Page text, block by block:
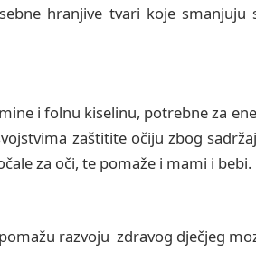
hranjive tvari koje smanjuju
i folnu kiselinu, potrebne za
zaštitite očiju zbog
za oči, te pomaže i mami i bebi.
razvoju zdravog dječjeg